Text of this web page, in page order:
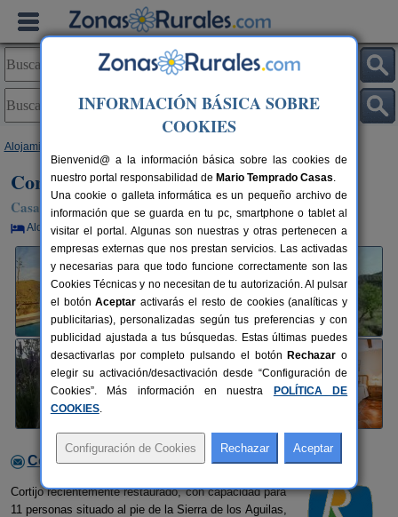
Alojamientos
Cortijo Claudia
Casa Rural en Taberno (Almería)
Alquiler por habitaciones 11+2 plazas 129 km de Almería
Contactar con el alojamiento
Cortijo recientemente restaurado, con capacidad para
11 personas situado al pie de la Sierra de los Aguilas,
INFORMACIÓN BÁSICA SOBRE
COOKIES
Bienvenid@ a la información básica sobre las cookies de
nuestro portal responsabilidad de Mario Temprado Casas.
Una cookie o galleta informática es un pequeño archivo de
información que se guarda en tu pc, smartphone o tablet al
visitar el portal. Algunas son nuestras y otras pertenecen a
empresas externas que nos prestan servicios. Las activadas
y necesarias para que todo funcione correctamente son las
Cookies Técnicas y no necesitan de tu autorización. Al pulsar
el botónAceptar activarás el resto de cookies (analíticas y
publicitarias), personalizadas según tus preferencias y con
publicidad ajustada a tus búsquedas. Estas últimas puedes
desactivarlas por completo pulsando el botón Rechazar o
elegir su activación/desactivación desde “Configuración de
Cookies”. Más información en nuestra
POLÍTICA DE
COOKIES.